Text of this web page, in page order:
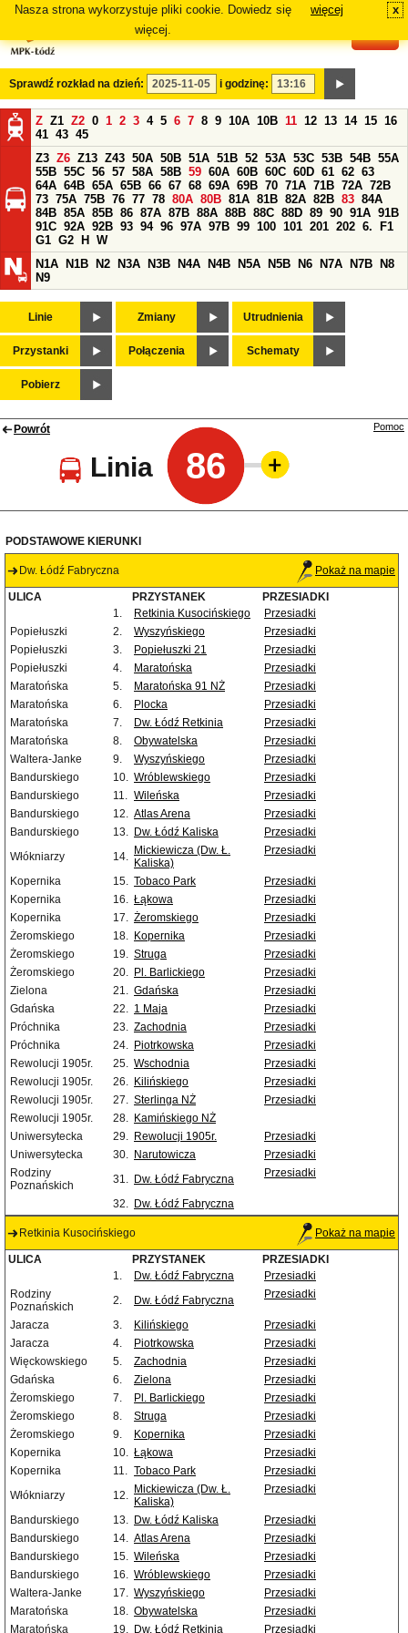
Nasza strona wykorzystuje pliki cookie. Dowiedz się
więcej.
więcej x
Sprawdź rozkład na dzień: i godzinę:
Z Z1 Z2 0 1 2 3 4 5 6 7 8 9 10A 10B 11 12 13 14 15 16
41 43 45
Z3 Z6 Z13 Z43 50A 50B 51A 51B 52 53A 53C 53B 54B 55A
55B 55C 56 57 58A 58B 59 60A 60B 60C 60D 61 62 63
64A 64B 65A 65B 66 67 68 69A 69B 70 71A 71B 72A 72B
73 75A 75B 76 77 78 80A 80B 81A 81B 82A 82B 83 84A
84B 85A 85B 86 87A 87B 88A 88B 88C 88D 89 90 91A 91B
91C 92A 92B 93 94 96 97A 97B 99 100 101 201 202 6.
F1
G1 G2 H
W
N1A
N1B N2 N3A N3B N4A N4B N5A N5B N6 N7A N7B
N8
N9
Linie Zmiany Utrudnienia
Przystanki Połączenia Schematy
Pobierz
Powrót
Linia 86
Pomoc
PODSTAWOWE KIERUNKI
Dw. Łódź Fabryczna Pokaż na mapie
ULICA PRZYSTANEK
PRZESIADKI
1.
Retkinia Kusocińskiego
Przesiadki
Popiełuszki
2. Wyszyńskiego
Przesiadki
Popiełuszki
3. Popiełuszki 21
Przesiadki
Popiełuszki
4. Maratońska
Przesiadki
Maratońska
5. Maratońska 91 NŻ
Przesiadki
Maratońska
6. Plocka
Przesiadki
Maratońska
7. Dw. Łódź Retkinia
Przesiadki
Maratońska
8. Obywatelska
Przesiadki
Waltera-Janke
9. Wyszyńskiego
Przesiadki
Bandurskiego
10. Wróblewskiego
Przesiadki
Bandurskiego
11. Wileńska
Przesiadki
Bandurskiego
12. Atlas Arena
Przesiadki
Bandurskiego
13. Dw. Łódź Kaliska
Przesiadki
Włókniarzy
14. Mickiewicza (Dw. Ł.
Kaliska)
Przesiadki
Kopernika 15. Tobaco Park
Przesiadki
Kopernika
16. Łąkowa
Przesiadki
Kopernika
17. Żeromskiego
Przesiadki
Żeromskiego
18. Kopernika
Przesiadki
Żeromskiego
19. Struga
Przesiadki
Żeromskiego
20. Pl. Barlickiego
Przesiadki
Zielona
21. Gdańska
Przesiadki
Gdańska
22. 1 Maja
Przesiadki
Próchnika
23. Zachodnia
Przesiadki
Próchnika
24. Piotrkowska
Przesiadki
Rewolucji 1905r.
25. Wschodnia
Przesiadki
Rewolucji 1905r.
26. Kilińskiego
Przesiadki
Rewolucji 1905r.
27. Sterlinga NŻ
Przesiadki
Rewolucji 1905r.
28. Kamińskiego NŻ
Uniwersytecka
29. Rewolucji 1905r.
Przesiadki
Uniwersytecka
30. Narutowicza
Przesiadki
Rodziny
Poznańskich
31. Dw. Łódź Fabryczna Przesiadki
32. Dw. Łódź Fabryczna
Retkinia Kusocińskiego Pokaż na mapie
ULICA PRZYSTANEK
PRZESIADKI
1.
Dw. Łódź Fabryczna
Przesiadki
Rodziny
Poznańskich
2. Dw. Łódź Fabryczna Przesiadki
Jaracza 3. Kilińskiego
Przesiadki
Jaracza
4. Piotrkowska
Przesiadki
Więckowskiego
5. Zachodnia
Przesiadki
Gdańska
6. Zielona
Przesiadki
Żeromskiego
7. Pl. Barlickiego
Przesiadki
Żeromskiego
8. Struga
Przesiadki
Żeromskiego
9. Kopernika
Przesiadki
Kopernika
10. Łąkowa
Przesiadki
Kopernika
11. Tobaco Park
Przesiadki
Włókniarzy
12. Mickiewicza (Dw. Ł.
Kaliska)
Przesiadki
Bandurskiego 13. Dw. Łódź Kaliska
Przesiadki
Bandurskiego
14. Atlas Arena
Przesiadki
Bandurskiego
15. Wileńska
Przesiadki
Bandurskiego
16. Wróblewskiego
Przesiadki
Waltera-Janke
17. Wyszyńskiego
Przesiadki
Maratońska
18. Obywatelska
Przesiadki
Maratońska
19. Dw. Łódź Retkinia Przesiadki